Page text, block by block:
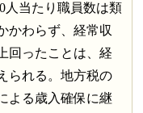
人当たり職員数は類
かわらず、経常収
回ったことは、経
られる。地方税の
よる歳入確保に継